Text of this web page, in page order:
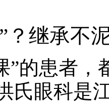
？继承不
”的患者，
氏眼科是